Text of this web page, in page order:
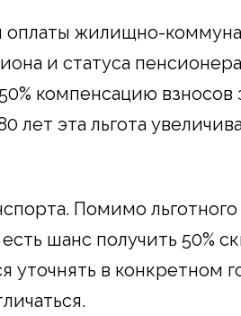
оплаты жилищно-
и статуса
компенсацию взносов
лет эта льгота
Помимо
шанс получить 50%
уточнять в конкретном